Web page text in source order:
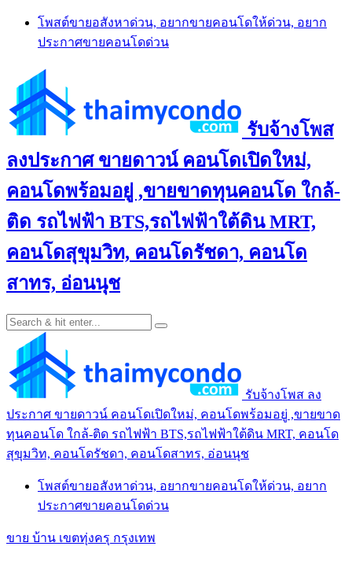
Skip
content
โพสต์ขายอสังหาด่วน, อยากขายคอนโดให้ด่วน, อยาก
ประกาศขายคอนโดด่วน
รับจ้างโพส
ลงประกาศ ขายดาวน์ คอนโดเปิดใหม่,
คอนโดพร้อมอยู่ ,ขายขาดทุนคอนโด ใกล้-
ติด รถไฟฟ้า BTS,รถไฟฟ้าใต้ดิน MRT,
คอนโดสุขุมวิท, คอนโดรัชดา, คอนโด
สาทร, อ่อนนุช
รับจ้างโพส ลง
ประกาศ ขายดาวน์ คอนโดเปิดใหม่, คอนโดพร้อมอยู่ ,ขายขาด
ทุนคอนโด ใกล้-ติด รถไฟฟ้า BTS,รถไฟฟ้าใต้ดิน MRT, คอนโด
สุขุมวิท, คอนโดรัชดา, คอนโดสาทร, อ่อนนุช
โพสต์ขายอสังหาด่วน, อยากขายคอนโดให้ด่วน, อยาก
ประกาศขายคอนโดด่วน
ขาย บ้าน เขตทุ่งครุ กรุงเทพ